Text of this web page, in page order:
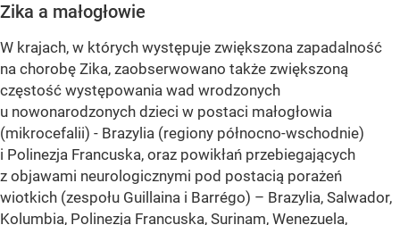
Zika a małogłowie
W krajach, w których występuje zwiększona zapadalność
na chorobę Zika, zaobserwowano także zwiększoną
częstość występowania wad wrodzonych
u nowonarodzonych dzieci w postaci małogłowia
(mikrocefalii) - Brazylia (regiony północno-wschodnie)
i Polinezja Francuska, oraz powikłań przebiegających
z objawami neurologicznymi pod postacią porażeń
wiotkich (zespołu Guillaina i Barrégo) – Brazylia, Salwador,
Kolumbia, Polinezja Francuska, Surinam, Wenezuela,